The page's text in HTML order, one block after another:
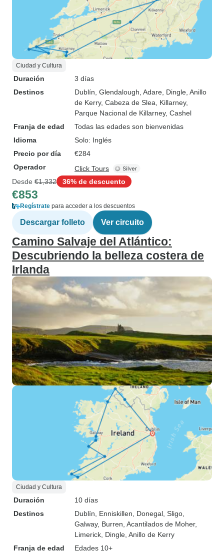
Ciudad y Cultura
Duración
3 días
Destinos
Dublín , Glendalough , Adare , Dingle , Anillo
de Kerry, Cabeza de Slea , Killarney,
Parque Nacional de Killarney, Cashel
Franja de edad
Todas las edades son bienvenidas
Idioma
Solo: Inglés
Precio por día
€284
Operador
Click Tours
Desde €1,332 36% de descuento
€853
Regístrate para acceder a los descuentos
Descargar folleto Ver circuito
Camino Salvaje del Atlántico:
Descubriendo la belleza costera de
Irlanda
Ciudad y Cultura
Duración
10 días
Destinos
Dublín , Enniskillen , Donegal , Sligo
Galway, Burren , Acantilados de Moher,
Limerick , Dingle , Anillo de Kerry
Franja de edad
Edades 10+